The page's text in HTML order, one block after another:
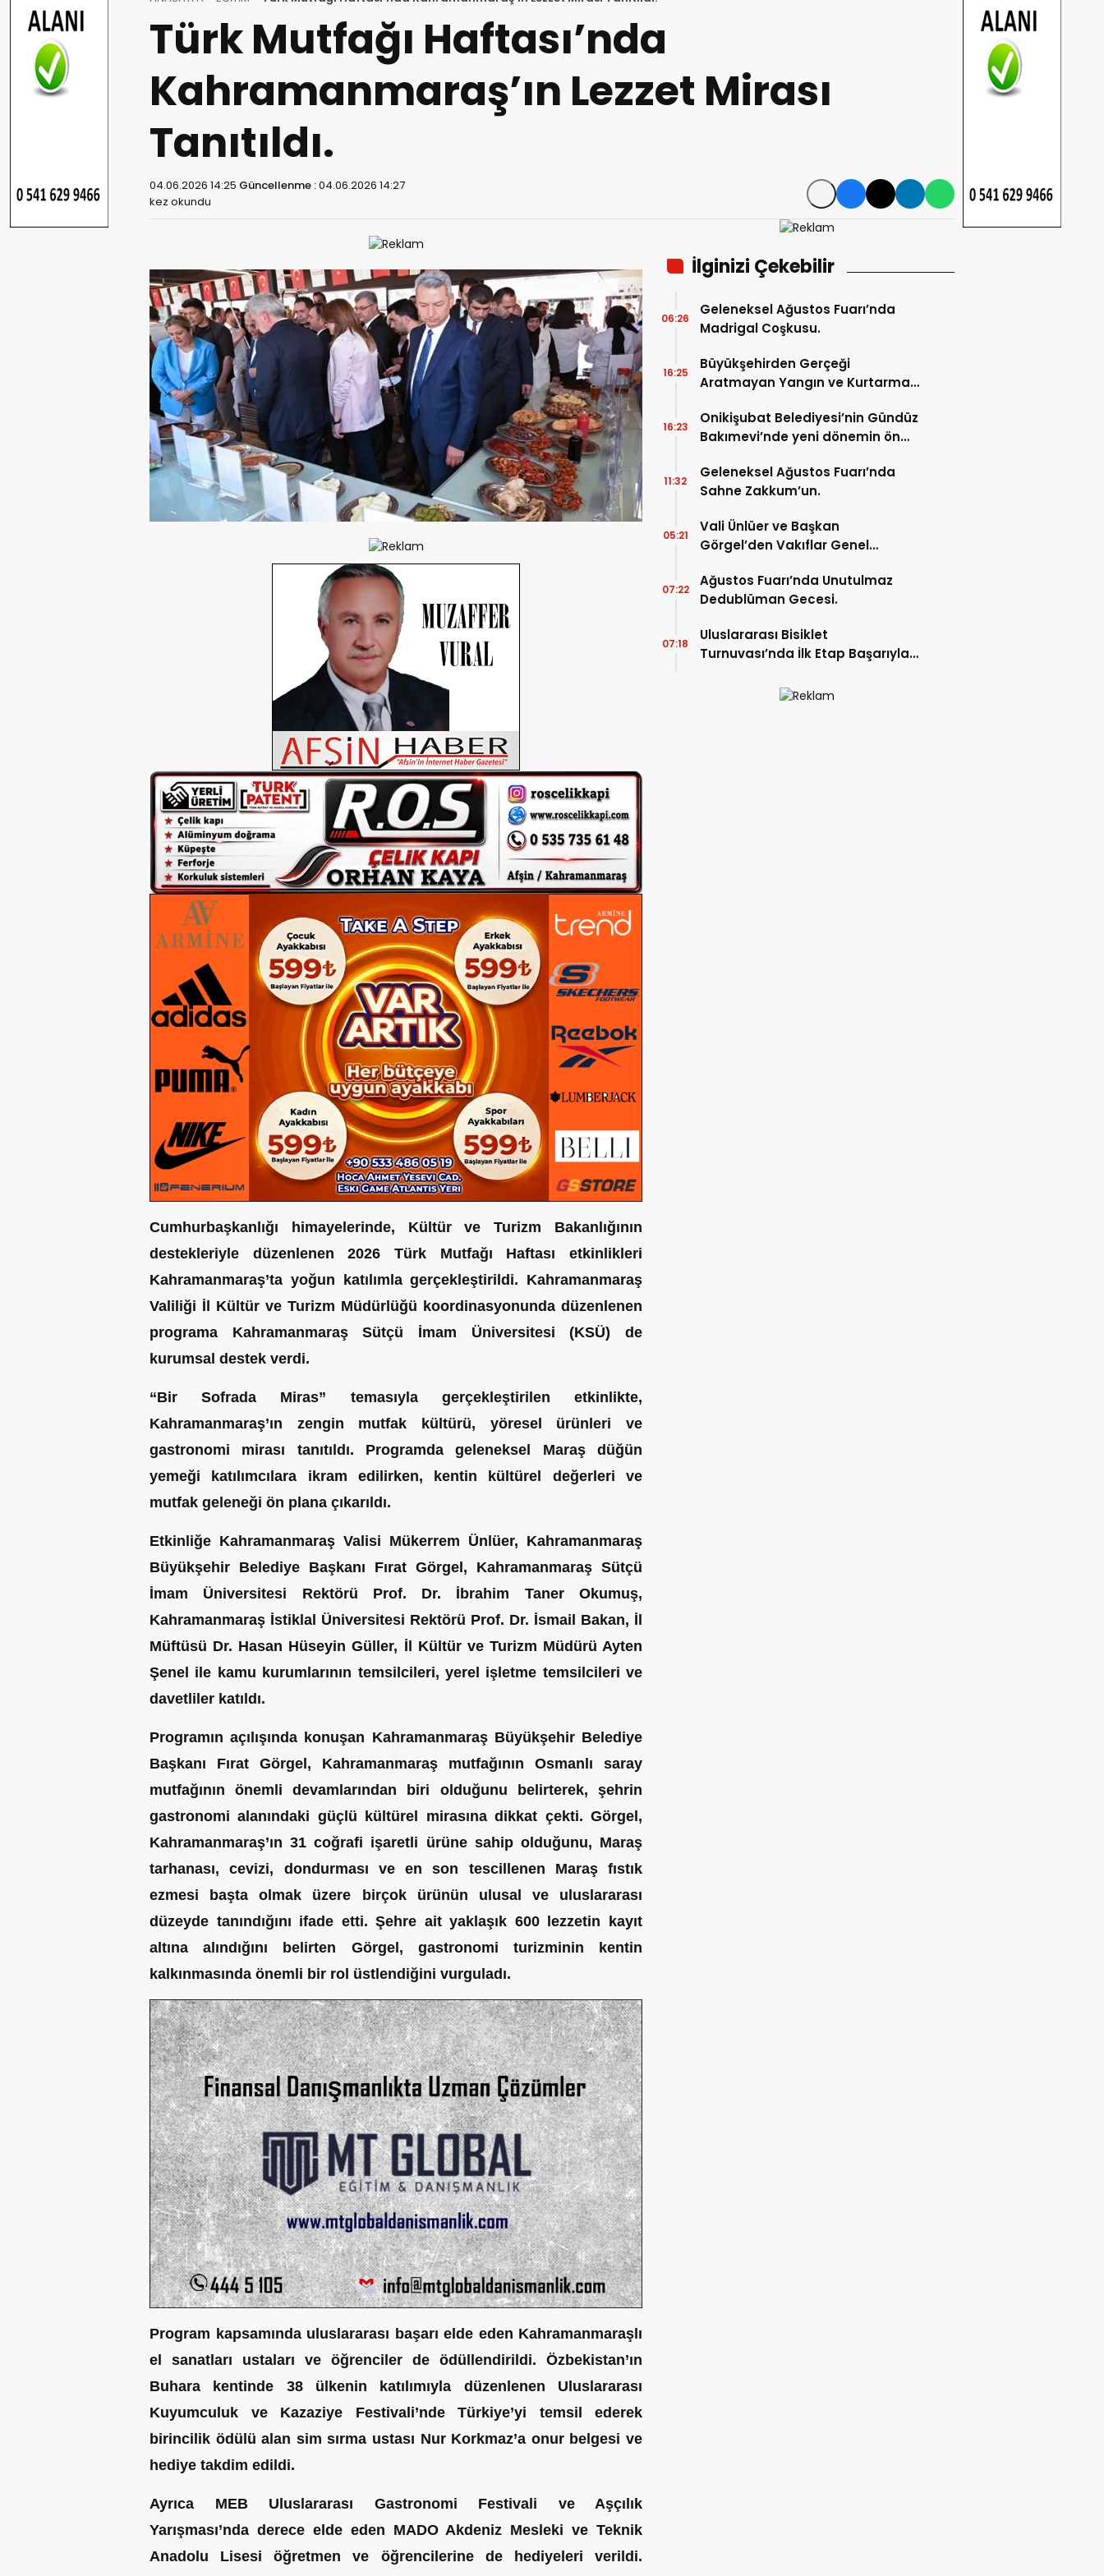
Türk Mutfağı Haftası’nda
Kahramanmaraş’ın Lezzet Mirası
Tanıtıldı.
04.06.2026 14:25 Güncellenme :04.06.2026 14:27
kez okundu
Cumhurbaşkanlığı himayelerinde, Kültür ve Turizm Bakanlığının
destekleriyle düzenlenen 2026 Türk Mutfağı Haftası etkinlikleri
Kahramanmaraş’ta yoğun katılımla gerçekleştirildi. Kahramanmaraş
Valiliği İl Kültür ve Turizm Müdürlüğü koordinasyonunda düzenlenen
programa Kahramanmaraş Sütçü İmam Üniversitesi (KSÜ) de
kurumsal destek verdi.
“Bir Sofrada Miras” temasıyla gerçekleştirilen etkinlikte,
Kahramanmaraş’ın zengin mutfak kültürü, yöresel ürünleri ve
gastronomi mirası tanıtıldı. Programda geleneksel Maraş düğün
yemeği katılımcılara ikram edilirken, kentin kültürel değerleri ve
mutfak geleneği ön plana çıkarıldı.
Etkinliğe Kahramanmaraş Valisi Mükerrem Ünlüer, Kahramanmaraş
Büyükşehir Belediye Başkanı Fırat Görgel, Kahramanmaraş Sütçü
İmam Üniversitesi Rektörü Prof. Dr. İbrahim Taner Okumuş,
Kahramanmaraş İstiklal Üniversitesi Rektörü Prof. Dr. İsmail Bakan, İl
Müftüsü Dr. Hasan Hüseyin Güller, İl Kültür ve Turizm Müdürü Ayten
Şenel ile kamu kurumlarının temsilcileri, yerel işletme temsilcileri ve
davetliler katıldı.
Programın açılışında konuşan Kahramanmaraş Büyükşehir Belediye
Başkanı Fırat Görgel, Kahramanmaraş mutfağının Osmanlı saray
mutfağının önemli devamlarından biri olduğunu belirterek, şehrin
gastronomi alanındaki güçlü kültürel mirasına dikkat çekti. Görgel,
Kahramanmaraş’ın 31 coğrafi işaretli ürüne sahip olduğunu, Maraş
tarhanası, cevizi, dondurması ve en son tescillenen Maraş fıstık
ezmesi başta olmak üzere birçok ürünün ulusal ve uluslararası
düzeyde tanındığını ifade etti. Şehre ait yaklaşık 600 lezzetin kayıt
altına alındığını belirten Görgel, gastronomi turizminin kentin
kalkınmasında önemli bir rol üstlendiğini vurguladı.
Program kapsamında uluslararası başarı elde eden Kahramanmaraşlı
el sanatları ustaları ve öğrenciler de ödüllendirildi. Özbekistan’ın
Buhara kentinde 38 ülkenin katılımıyla düzenlenen Uluslararası
Kuyumculuk ve Kazaziye Festivali’nde Türkiye’yi temsil ederek
birincilik ödülü alan sim sırma ustası Nur Korkmaz’a onur belgesi ve
hediye takdim edildi.
Ayrıca MEB Uluslararası Gastronomi Festivali ve Aşçılık
Yarışması’nda derece elde eden MADO Akdeniz Mesleki ve Teknik
Anadolu Lisesi öğretmen ve öğrencilerine de hediyeleri verildi.
İlginizi Çekebilir
Geleneksel Ağustos Fuarı’nda
Madrigal Coşkusu.
06:26
Büyükşehirden Gerçeği
Aratmayan Yangın ve Kurtarma
16:25
Onikişubat Belediyesi’nin Gündüz
Bakımevi’nde yeni dönemin ön
16:23
Geleneksel Ağustos Fuarı’nda
Sahne Zakkum’un.
11:32
Vali Ünlüer ve Başkan
Görgel’den Vakıflar Genel
05:21
Ağustos Fuarı’nda Unutulmaz
Dedublüman Gecesi.
07:22
Uluslararası Bisiklet
Turnuvası’nda İlk Etap Başarıyla
07:18